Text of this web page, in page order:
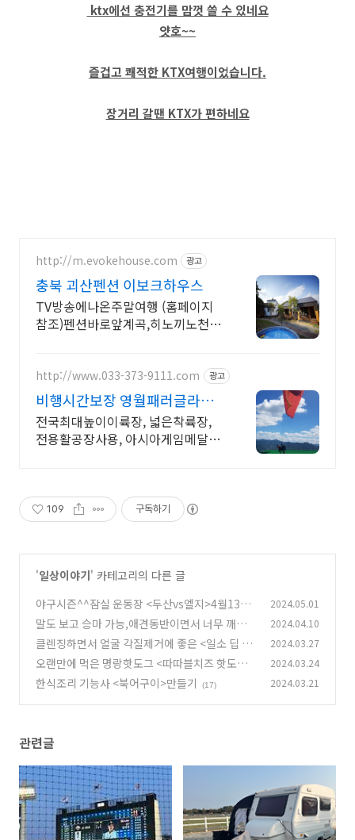
ktx에선 충전기를 맘껏 쓸 수 있네요
얏호~~
즐겁고 쾌적한 KTX여행이었습니다.
장거리 갈땐 KTX가 편하네요
http://m.evokehouse.com 광고
충북 괴산펜션 이보크하우스
TV방송에나온주말여행 (홈페이지
참조)펜션바로앞계곡,히노끼노천탕
http://www.033-373-9111.com 광고
비행시간보장 영월패러글라이
딩
전국최대높이이륙장, 넓은착륙장,
전용활공장사용, 아시아게임메달리
109 구독하기
'일상이야기' 카테고리의 다른 글
야구시즌^^잠실 운동장 <두산vs엘지>4월13일
토요일 2시 야구경기 관람!두산 우승^^
(94)
2024.05.01
말도 보고 승마 가능,애견동반이면서 너무 깨끗
한 시설이었던 <베르아르승마클럽 캠핑장>
(43)
2024.04.10
클렌징하면서 얼굴 각질제거에 좋은 <일소 딥 클
린 마스터 블랙헤드 제거기> (13)
2024.03.27
오랜만에 먹은 명랑핫도그 <따따블치즈 핫도그>
&<통모짜 핫도그> (25)
2024.03.24
한식조리 기능사 <북어구이>만들기 (17) 2024.03.21
관련글